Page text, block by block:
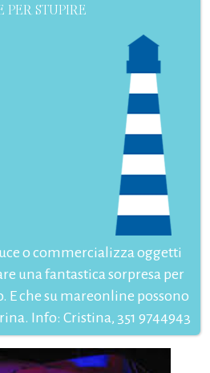
PER STUPIRE
o commercializza oggetti
una fantastica sorpresa per
E che su mareonline possono
Info: Cristina, 351 9744943